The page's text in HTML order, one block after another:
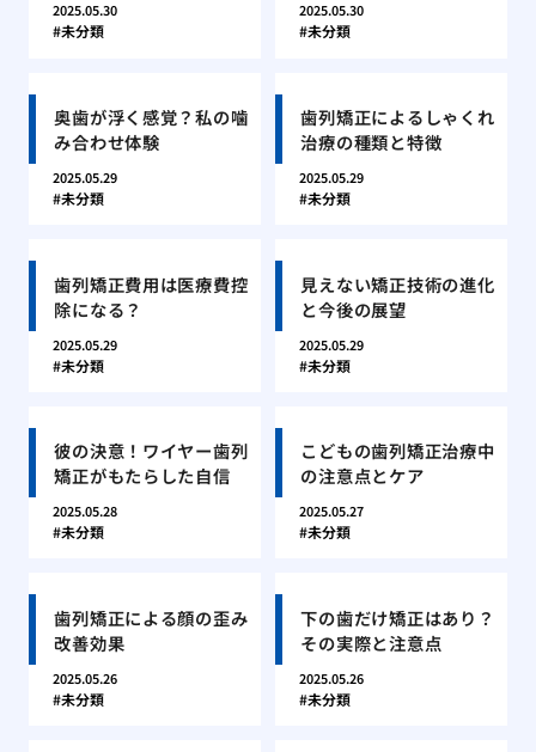
2025.05.30
未分類
2025.05.30
未分類
奥歯が浮く感覚？私の噛
み合わせ体験
2025.05.29
未分類
歯列矯正によるしゃくれ
治療の種類と特徴
2025.05.29
未分類
歯列矯正費用は医療費控
除になる？
2025.05.29
未分類
見えない矯正技術の進化
と今後の展望
2025.05.29
未分類
彼の決意！ワイヤー歯列
矯正がもたらした自信
2025.05.28
未分類
こどもの歯列矯正治療中
の注意点とケア
2025.05.27
未分類
歯列矯正による顔の歪み
改善効果
2025.05.26
未分類
下の歯だけ矯正はあり？
その実際と注意点
2025.05.26
未分類